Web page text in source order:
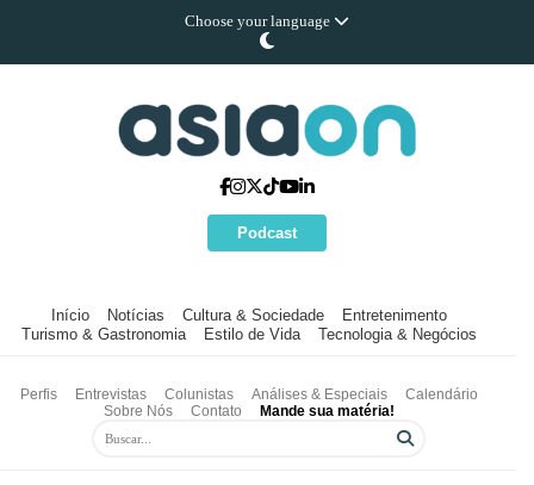
Choose your language
Podcast
Início Notícias Cultura & Sociedade
Entretenimento
Turismo & Gastronomia
Estilo de Vida Tecnologia & Negócios
Perfis Entrevistas Colunistas Análises & Especiais
Calendário
Sobre Nós
Contato Mande sua matéria!